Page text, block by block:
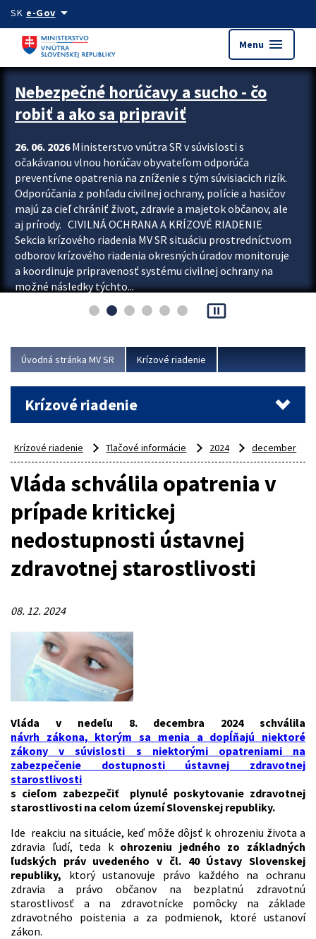
Preskocit na hlavný obsah
SK e-Govarrow_drop_down
Menu menu
Zastavit automatický posun upútavok
Nebezpečné horúčavy a sucho - čo
robiť a ako sa pripraviť
26. 06. 2026Ministerstvo vnútra SR v súvislosti s
očakávanou vlnou horúčav obyvateľom odporúča
preventívne opatrenia na zníženie s tým súvisiacich rizík.
Odporúčania z pohľadu civilnej ochrany, polície a hasičov
majú za cieľ chrániť život, zdravie a majetok občanov, ale
aj prírody. CIVILNÁ OCHRANA A KRÍZOVÉ RIADENIE
Sekcia krízového riadenia MV SR situáciu prostredníctvom
odborov krízového riadenia okresných úradov monitoruje
a koordinuje pripravenosť systému civilnej ochrany na
možné následky týchto...
pause_presentation
Úvodná stránka MV SR Krízové riadenie
Krízové riadenie
Krízové riadenie Tlačové informácie 2024 december
Vláda schválila opatrenia v
prípade kritickej
nedostupnosti ústavnej
zdravotnej starostlivosti
08. 12. 2024
Vláda v nedeľu 8. decembra 2024 schválila
návrh zákona, ktorým sa menia a dopĺňajú niektoré
zákony v súvislosti s niektorými opatreniami na
zabezpečenie dostupnosti ústavnej zdravotnej
starostlivosti
s cieľom zabezpečiť plynulé poskytovanie zdravotnej
starostlivosti na celom území Slovenskej republiky.
Ide reakciu na situácie, keď môže dôjsť k ohrozeniu života a
zdravia ľudí, teda k ohrozeniu jedného zo základných
ľudských práv uvedeného v čl. 40 Ústavy Slovenskej
republiky, ktorý ustanovuje právo každého na ochranu
zdravia a právo občanov na bezplatnú zdravotnú
starostlivosť a na zdravotnícke pomôcky na základe
zdravotného poistenia a za podmienok, ktoré ustanoví
zákon.